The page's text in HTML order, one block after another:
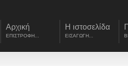
Αρχική
ΕΠΙΣΤΡΟΦΗ...
Η ιστοσελίδα
ΕΙΣΑΓΩΓΗ...